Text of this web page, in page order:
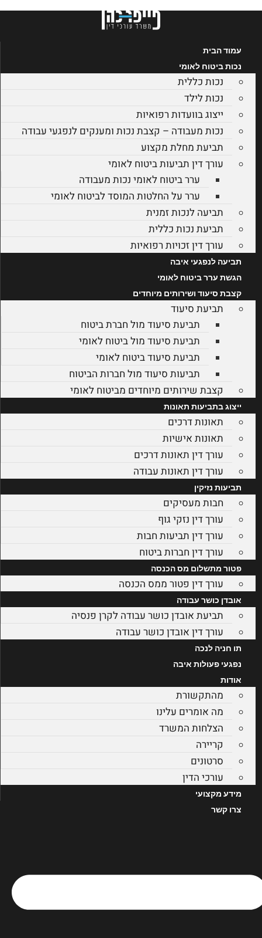
דלג
עמוד הבית
נכות ביטוח לאומי
נכות כללית
נכות לילד
ייצוג בוועדות רפואיות
נכות מעבודה – קצבת נכות ומענקים לנפגעי עבודה
תביעת מחלת מקצוע
עורך דין תביעות ביטוח לאומי
ערר ביטוח לאומי נכות מעבודה
ערר על החלטות המוסד לביטוח לאומי
תביעה לנכות זמנית
תביעת נכות כללית
עורך דין זכויות רפואיות
תביעה לנפגעי איבה
הגשת ערר ביטוח לאומי
קצבת סיעוד ושירותים מיוחדים
תביעת סיעוד
תביעת סיעוד מול חברת ביטוח
תביעת סיעוד מול ביטוח לאומי
תביעת סיעוד ביטוח לאומי
תביעות סיעוד מול חברות הביטוח
קצבת שירותים מיוחדים מביטוח לאומי
ייצוג בתביעות תאונות
תאונות דרכים
תאונות אישיות
עורך דין תאונות דרכים
עורך דין תאונות עבודה
תביעות נזיקין
חבות מעסיקים
עורך דין נזקי גוף
עורך דין תביעות חבות
עורך דין חברות ביטוח
פטור מתשלום מס הכנסה
עורך דין פטור ממס הכנסה
אובדן כושר עבודה
תביעת אובדן כושר עבודה לקרן פנסיה
עורך דין אובדן כושר עבודה
תו חניה לנכה
נפגעי פעולות איבה
אודות
מהתקשורת
מה אומרים עלינו
הצלחות המשרד
קריירה
סרטונים
עורכי הדין
מידע מקצועי
צרו קשר